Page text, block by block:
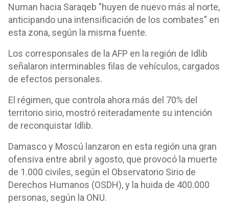
Numan hacia Saraqeb "huyen de nuevo más al norte,
anticipando una intensificación de los combates" en
esta zona, según la misma fuente.
Los corresponsales de la AFP en la región de Idlib
señalaron interminables filas de vehículos, cargados
de efectos personales.
El régimen, que controla ahora más del 70% del
territorio sirio, mostró reiteradamente su intención
de reconquistar Idlib.
Damasco y Moscú lanzaron en esta región una gran
ofensiva entre abril y agosto, que provocó la muerte
de 1.000 civiles, según el Observatorio Sirio de
Derechos Humanos (OSDH), y la huida de 400.000
personas, según la ONU.